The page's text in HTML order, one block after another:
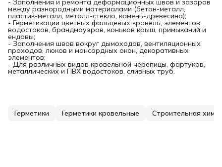
- Заполнения и ремонта деформационных швов и зазоров
между разнородными материалами (бетон-металл,
пластик-металл, металл-стекло, камень-древесина);
- Герметизации цветных фальцевых кровель, элементов
водостоков, брандмауэров, коньков крыш, примыканий и
ендовы;
- Заполнения швов вокруг дымоходов, вентиляционных
проходов, люков и мансардных окон, декоративных
элементов;
- Для различных видов кровельной черепицы, фартуков,
металлических и ПВХ водостоков, сливных труб.
Герметики Герметики кровельные Строительная